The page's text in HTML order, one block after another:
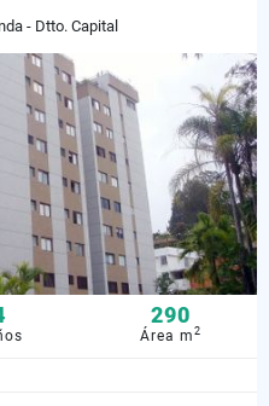
- Dtto. Capital
290
Área m2